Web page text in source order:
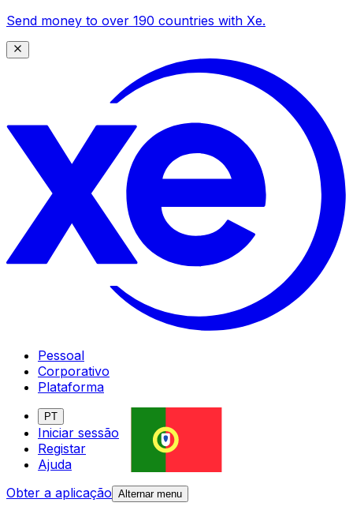
Send money to over 190 countries with Xe.
Pessoal
Corporativo
Plataforma
PT
Iniciar sessão
Registar
Ajuda
Obter a aplicação Alternar menu